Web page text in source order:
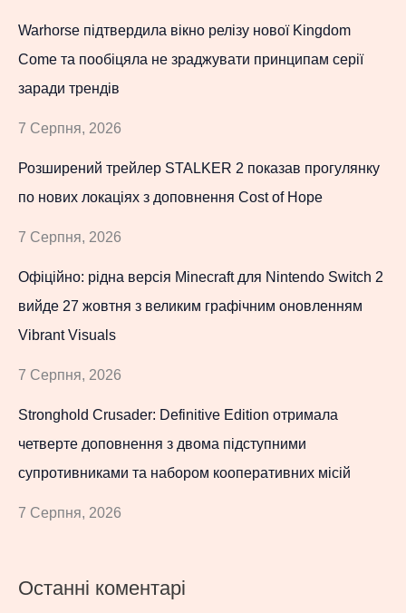
Warhorse підтвердила вікно релізу нової Kingdom
Come та пообіцяла не зраджувати принципам серії
заради трендів
7 Серпня, 2026
Розширений трейлер STALKER 2 показав прогулянку
по нових локаціях з доповнення Cost of Hope
7 Серпня, 2026
Офіційно: рідна версія Minecraft для Nintendo Switch 2
вийде 27 жовтня з великим графічним оновленням
Vibrant Visuals
7 Серпня, 2026
Stronghold Crusader: Definitive Edition отримала
четверте доповнення з двома підступними
супротивниками та набором кооперативних місій
7 Серпня, 2026
Останні коментарі